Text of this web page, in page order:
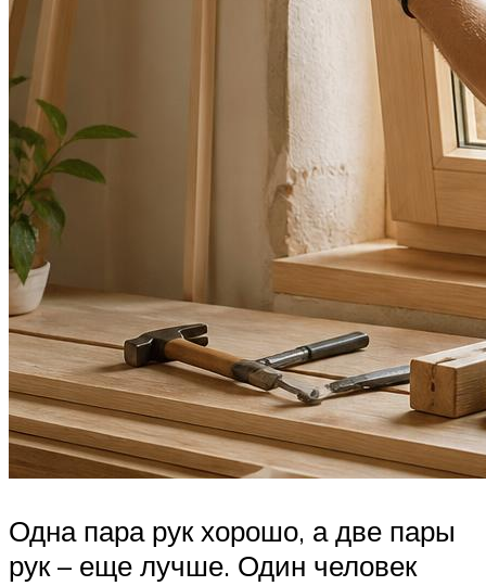
Одна пара рук хорошо, а две пары
рук – еще лучше. Один человек